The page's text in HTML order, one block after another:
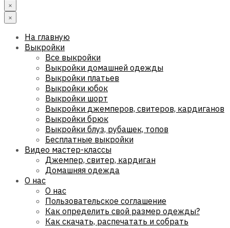
×
×
На главную
Выкройки
Все выкройки
Выкройки домашней одежды
Выкройки платьев
Выкройки юбок
Выкройки шорт
Выкройки джемперов, свитеров, кардиганов
Выкройки брюк
Выкройки блуз, рубашек, топов
Бесплатные выкройки
Видео мастер-классы
Джемпер, свитер, кардиган
Домашняя одежда
О нас
О нас
Пользовательское соглашение
Как определить свой размер одежды?
Как скачать, распечатать и собрать